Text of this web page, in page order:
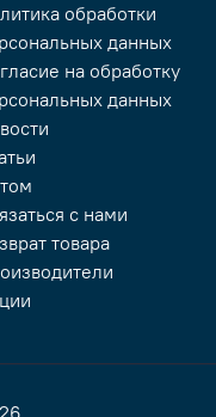
обработки
данных
на обработку
данных
с нами
товара